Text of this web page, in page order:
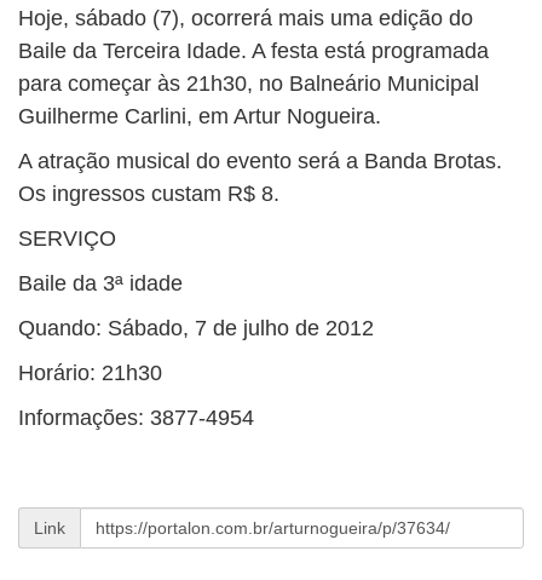
BUSCAR
Hoje, sábado (7), ocorrerá mais uma edição do
Baile da Terceira Idade. A festa está programada
para começar às 21h30, no Balneário Municipal
Guilherme Carlini, em Artur Nogueira.
A atração musical do evento será a Banda Brotas.
Os ingressos custam R$ 8.
SERVIÇO
Baile da 3ª idade
Quando: Sábado, 7 de julho de 2012
Horário: 21h30
Informações: 3877-4954
Link